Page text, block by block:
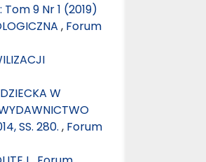
9 Nr 1 (2019)
, Forum
W
SS. 280. , Forum